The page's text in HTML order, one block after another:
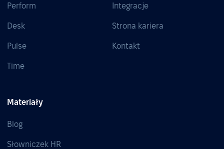
Perform
Desk
Pulse
Time
Integracje
Strona kariera
Kontakt
Materiały
Blog
Słowniczek HR